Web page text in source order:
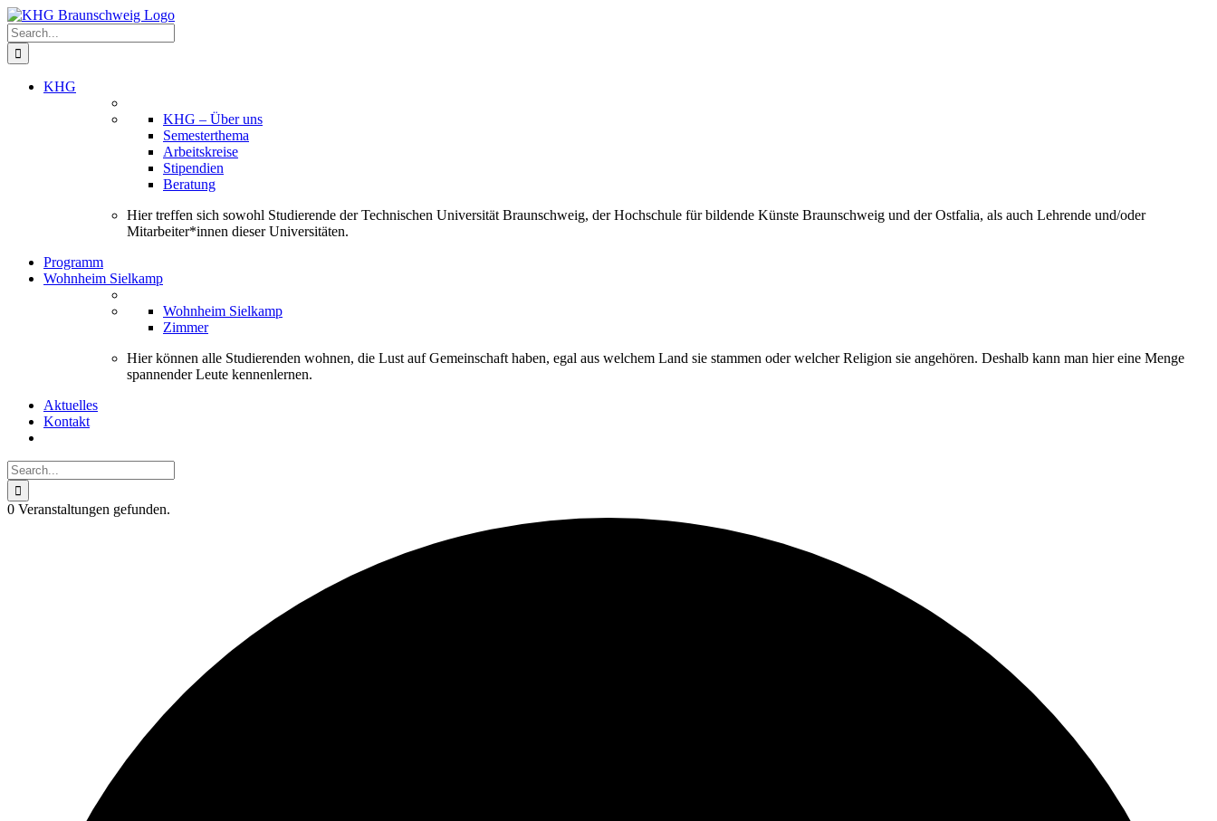
Skip
to
content
Search
for:
KHG
KHG – Über uns
Semesterthema
Arbeitskreise
Stipendien
Beratung
Hier treffen sich sowohl Studierende der Technischen Universität Braunschweig, der Hochschule für bildende Künste Braunschweig und der Ostfalia, als auch Lehrende und/oder
Mitarbeiter*innen dieser Universitäten.
Programm
Wohnheim Sielkamp
Wohnheim Sielkamp
Zimmer
Hier können alle Studierenden wohnen, die Lust auf Gemeinschaft haben, egal aus welchem Land sie stammen oder welcher Religion sie angehören. Deshalb kann man hier eine Menge
spannender Leute kennenlernen.
Aktuelles
Kontakt
Search
for:
0 Veranstaltungen gefunden.